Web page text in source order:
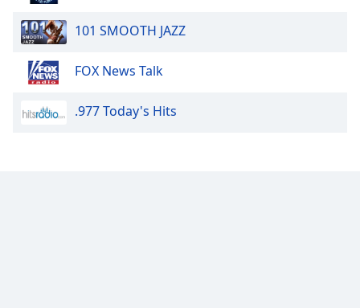
Color
Opacity
Text
101 SMOOTH JAZZ
FOX News Talk
.977 Today's Hits